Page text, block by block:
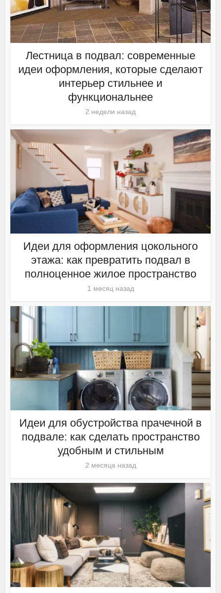
Лестница в подвал: современные
идеи оформления, которые сделают
интерьер стильнее и
функциональнее
2 недели назад
Идеи для оформления цокольного
этажа: как превратить подвал в
полноценное жилое пространство
1 месяц назад
Идеи для обустройства прачечной в
подвале: как сделать пространство
удобным и стильным
2 месяца назад